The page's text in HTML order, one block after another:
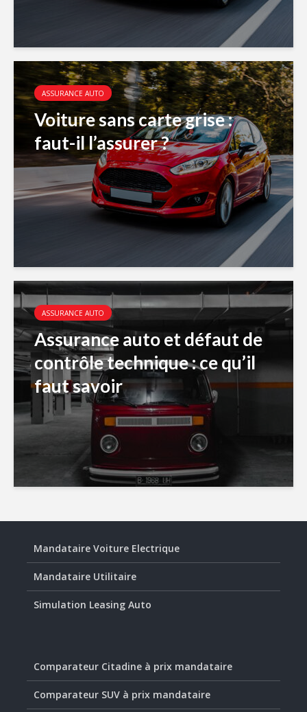
ASSURANCE AUTO
Voiture sans carte grise :
faut-il l’assurer ?
ASSURANCE AUTO
Assurance auto et défaut de
contrôle technique : ce qu’il
faut savoir
Mandataire Voiture Electrique
Mandataire Utilitaire
Simulation Leasing Auto
Comparateur Citadine à prix mandataire
Comparateur SUV à prix mandataire